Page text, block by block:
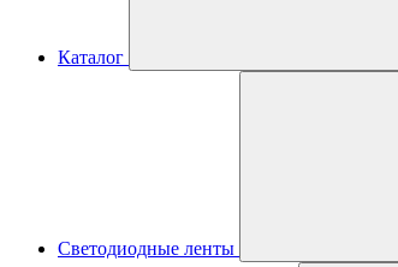
Каталог
Светодиодные ленты